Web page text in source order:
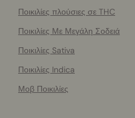
Ποικιλίες πλούσιες σε THC
Ποικιλίες Με Μεγάλη Σοδειά
Ποικιλίες Sativa
Ποικιλίες Indica
Μοβ Ποικιλίες